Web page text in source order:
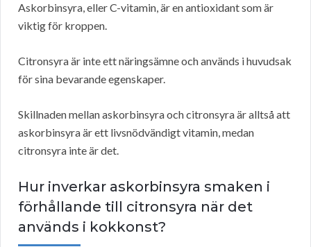
Askorbinsyra, eller C-vitamin, är en antioxidant som är
viktig för kroppen.
Citronsyra är inte ett näringsämne och används i huvudsak
för sina bevarande egenskaper.
Skillnaden mellan askorbinsyra och citronsyra är alltså att
askorbinsyra är ett livsnödvändigt vitamin, medan
citronsyra inte är det.
Hur inverkar askorbinsyra smaken i
förhållande till citronsyra när det
används i kokkonst?